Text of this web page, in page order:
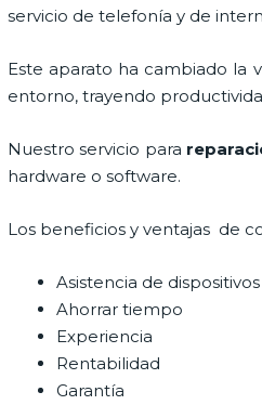
servicio de telefonía y de
Este aparato ha cambiado la
entorno, trayendo
Nuestro servicio para
hardware o software.
Los beneficios y ventajas de
Asistencia de
Ahorrar tiempo
Experiencia
Rentabilidad
Garantía